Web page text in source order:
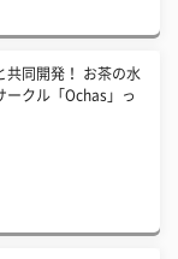
共同開発！ お茶の水
ークル「Ochas」っ